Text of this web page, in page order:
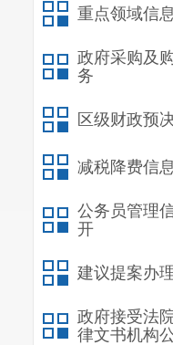
重点领域信
政府采购及
务
区级财政预
减税降费信
公务员管理
开
建议提案办
政府接受法
律文书机构